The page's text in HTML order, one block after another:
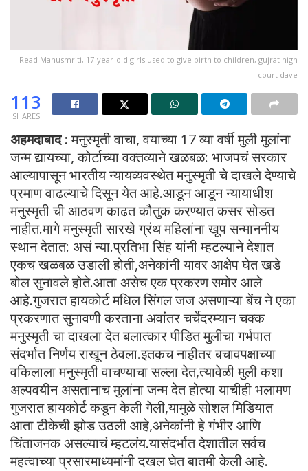
Read Manusmriti, 17-year-old girls used to give birth to children, gujrat high
court dave
113
SHARES
अहमदाबाद :मनुस्मृती वाचा, वयाच्या 17 व्या वर्षी मुली मुलांना
जन्म द्यायच्या, कोर्टाच्या वक्तव्याने खळबळ: भाजपचं सरकार
आल्यापासून भारतीय न्यायव्यवस्थेत मनुस्मृती चे दाखले देण्याचे
प्रमाण वाढल्याचे दिसून येत आहे.आडून आडून न्यायाधीश
मनुस्मृती ची आठवण काढत कौतुक करण्यात कसर सोडत
नाहीत.मागे मनुस्मृती सारखे ग्रंथ महिलांना खूप सन्माननीय
स्थान देतात: असं न्या.प्रतिभा सिंह यांनी म्हटल्याने देशात
एकच खळबळ उडाली होती,अनेकांनी यावर आक्षेप घेत खडे
बोल सुनावले होते.आता असेच एक प्रकरण समोर आले
आहे.गुजरात हायकोर्ट मधिल सिंगल जज असणाऱ्या बेंच ने एका
प्रकरणात सुनावणी करताना अवांतर चर्चेदरम्यान चक्क
मनुस्मृती चा दाखला देत बलात्कार पीडित मुलीचा गर्भपात
संदर्भात निर्णय राखून ठेवला.इतकच नाहीतर बचावपक्षाच्या
वकिलाला मनुस्मृती वाचण्याचा सल्ला देत,त्यावेळी मुली कशा
अल्पवयीन असतानाच मुलांना जन्म देत होत्या याचीही भलामण
गुजरात हायकोर्ट कडून केली गेली,यामुळे सोशल मिडियात
आता टीकेची झोड उठली आहे,अनेकांनी हे गंभीर आणि
चिंताजनक असल्याचं म्हटलंय.यासंदर्भात देशातील सर्वच
महत्वाच्या प्रसारमाध्यमांनी दखल घेत बातमी केली आहे.